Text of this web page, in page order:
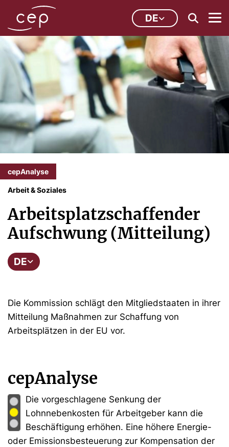
DE
cepAnalyse
Arbeit & Soziales
Arbeitsplatzschaffender
Aufschwung (Mitteilung)
DE
Die Kommission schlägt den Mitgliedstaaten in ihrer
Mitteilung Maßnahmen zur Schaffung von
Arbeitsplätzen in der EU vor.
cepAnalyse
Die vorgeschlagene Senkung der
Lohnnebenkosten für Arbeitgeber kann die
Beschäftigung erhöhen. Eine höhere Energie-
oder Emissionsbesteuerung zur Kompensation der